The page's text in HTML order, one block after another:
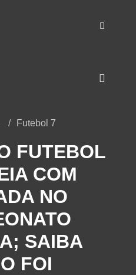
Futebol 7
FUTEBOL
COM
NO
SAIBA
FOI